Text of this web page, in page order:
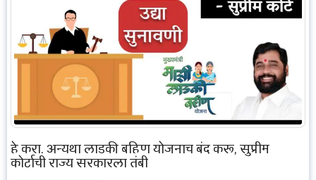
हे करा, अन्यथा लाडकी बहिण योजनाच बंद करू, सुप्रीम
कोर्टाची राज्य सरकारला तंबी